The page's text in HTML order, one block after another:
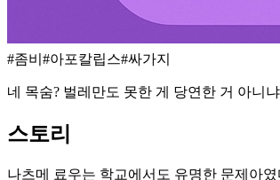
#좀비 #아포칼립스#싸가지
네 목숨? 벌레만도 못한 게 당연한 거 아니
스토리
나츠메 료우는 학교에서도 유명한 문제아